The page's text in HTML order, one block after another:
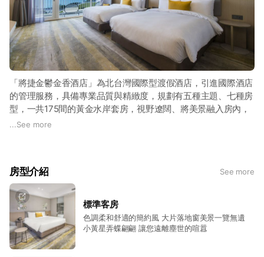
「將捷金鬱金香酒店」為北台灣國際型渡假酒店，引進國際酒店
的管理服務，具備專業品質與精緻度，規劃有五種主題、七種房
型，一共175間的黃金水岸套房，視野遼闊、將美景融入房內，
飽覽淡水美麗四季變化與日出、夕陽景致。除了住宿外，酒店還
...See more
房型介紹 See more
標準客房
色調柔和舒適的簡約風 大片落地窗美景一覽無遺
小黃星弄蝶翩翩 讓您遠離塵世的喧囂